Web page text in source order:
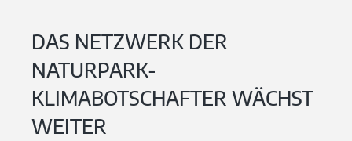
DAS NETZWERK DER
NATURPARK-
KLIMABOTSCHAFTER WÄCHST
WEITER